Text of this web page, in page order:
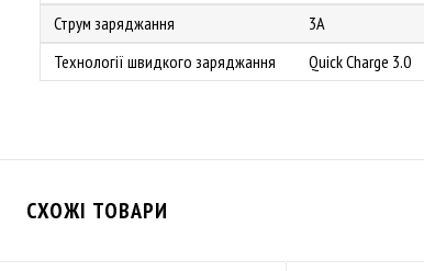
Струм заряджання
3A
Технології швидкого заряджання
Quick Charge 3.0
СХОЖІ ТОВАРИ